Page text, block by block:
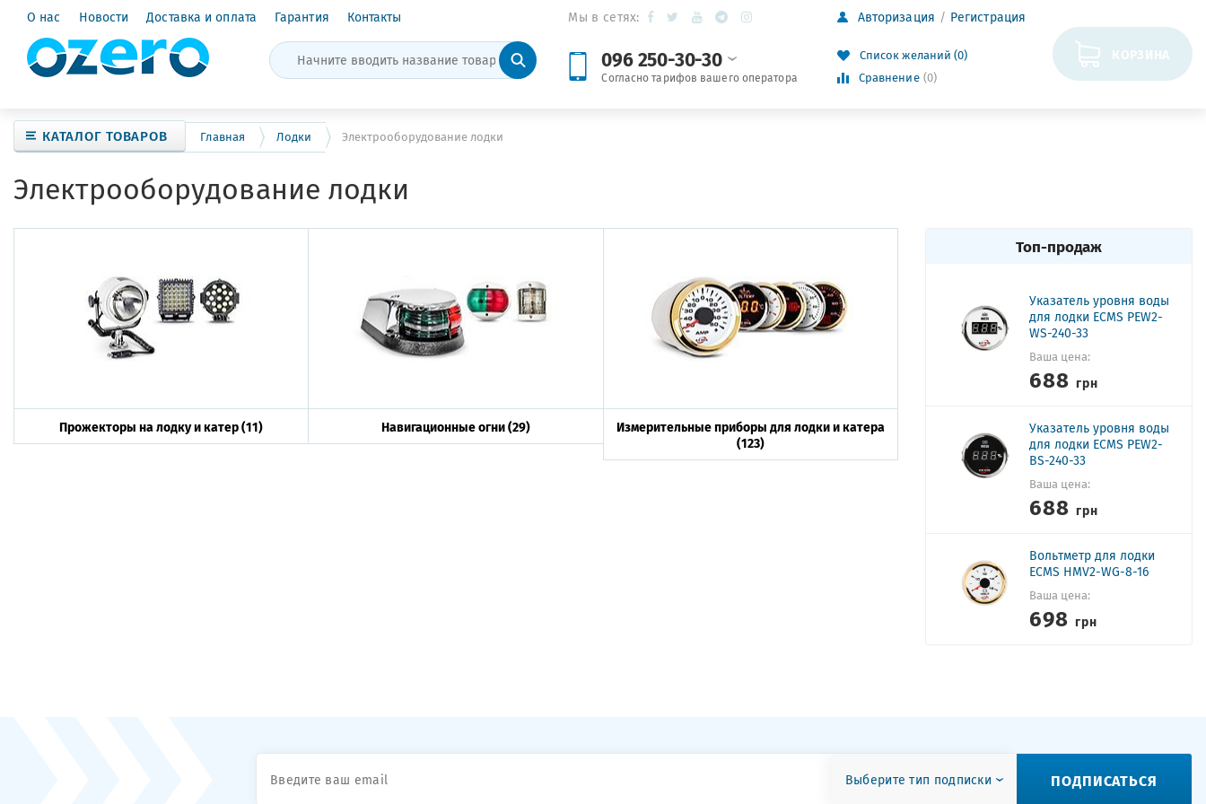
О нас Новости Доставка и оплата Гарантия Контакты Мы в сетях:
096 250-30-30
Согласно тарифов вашего оператора
Авторизация Регистрация
Список желаний (0)
Сравнение (0)
КОРЗИНА
КАТАЛОГ ТОВАРОВ Главная Лодки Электрооборудование лодки
Электрооборудование лодки
Топ-продаж
Указатель уровня воды
для лодки ECMS PEW2-
WS-240-33
Ваша цена:
688грн
Указатель уровня воды
для лодки ECMS PEW2-
BS-240-33
Ваша цена:
688грн
Вольтметр для лодки
ECMS HMV2-WG-8-16
Ваша цена:
698грн
Прожекторы на лодку и катер(11) Навигационные огни(29)
Измерительные приборы для лодки и катера
(123)
Выберите тип подписки ПОДПИСАТЬСЯ